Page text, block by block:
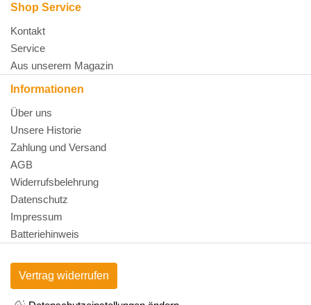
Shop Service
Kontakt
Service
Aus unserem Magazin
Informationen
Über uns
Unsere Historie
Zahlung und Versand
AGB
Widerrufsbelehrung
Datenschutz
Impressum
Batteriehinweis
Vertrag widerrufen